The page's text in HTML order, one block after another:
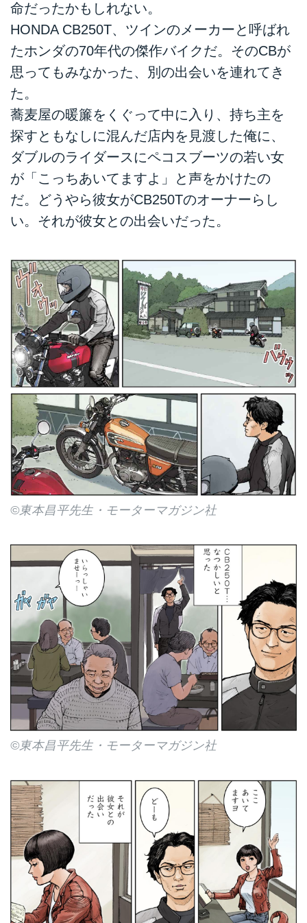
命だったかもしれない。
HONDA CB250T、ツインのメーカーと呼ばれ
たホンダの70年代の傑作バイクだ。そのCBが
思ってもみなかった、別の出会いを連れてき
た。
蕎麦屋の暖簾をくぐって中に入り、持ち主を
探すともなしに混んだ店内を見渡した俺に、
ダブルのライダースにペコスブーツの若い女
が「こっちあいてますよ」と声をかけたの
だ。どうやら彼女がCB250Tのオーナーらし
い。それが彼女との出会いだった。
©東本昌平先生・モーターマガジン社
©東本昌平先生・モーターマガジン社